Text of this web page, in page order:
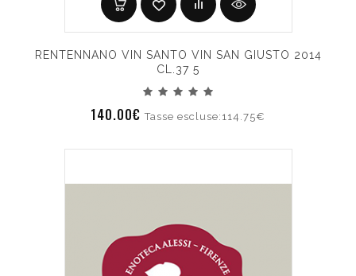
RENTENNANO VIN SANTO VIN SAN GIUSTO 2014
CL.37 5
140.00€Tasse escluse:114.75€